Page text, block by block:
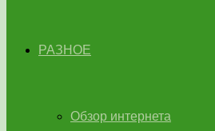
РАЗНОЕ
Обзор интернета